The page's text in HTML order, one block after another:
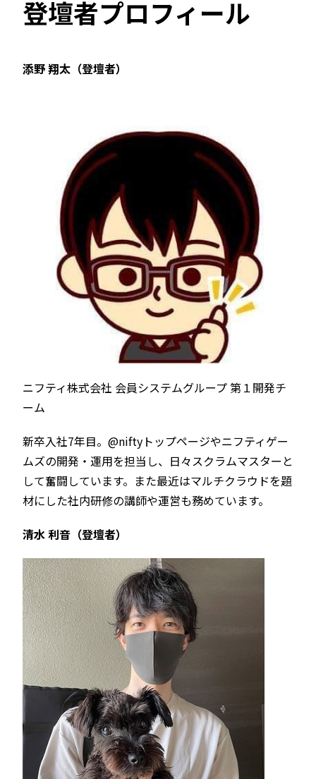
登壇者プロフィール
添野 翔太（登壇者）
ニフティ株式会社 会員システムグループ 第１開発チ
ーム
新卒入社7年目。@niftyトップページやニフティゲー
ムズの開発・運用を担当し、日々スクラムマスターと
して奮闘しています。また最近はマルチクラウドを題
材にした社内研修の講師や運営も務めています。
清水 利音（登壇者）